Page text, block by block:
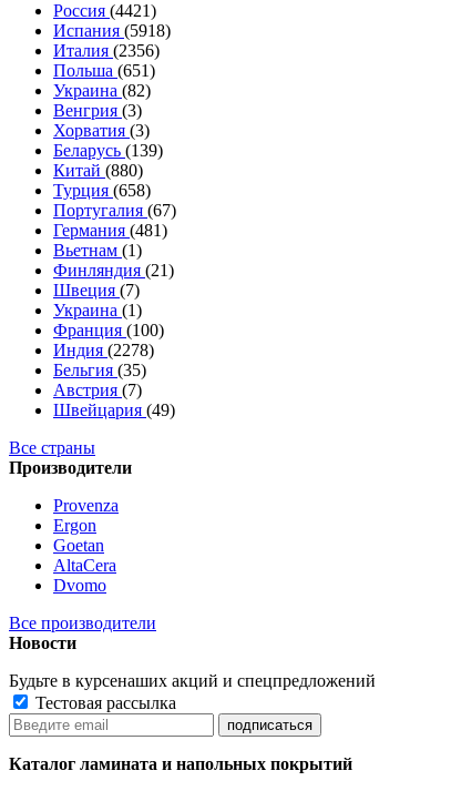
Россия (4421)
Испания (5918)
Италия (2356)
Польша (651)
Украина (82)
Венгрия (3)
Хорватия (3)
Беларусь (139)
Китай (880)
Турция (658)
Португалия (67)
Германия (481)
Вьетнам (1)
Финляндия (21)
Швеция (7)
Украина (1)
Франция (100)
Индия (2278)
Бельгия (35)
Австрия (7)
Швейцария (49)
Все страны
Производители
Provenza
Ergon
Goetan
AltaСera
Dvomo
Все производители
Новости
Будьте в курсенаших акций и спецпредложений
Тестовая рассылка
Каталог ламината и напольных покрытий